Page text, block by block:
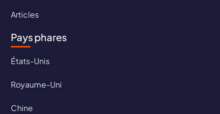
Articles
Pays phares
États-Unis
Royaume-Uni
Chine